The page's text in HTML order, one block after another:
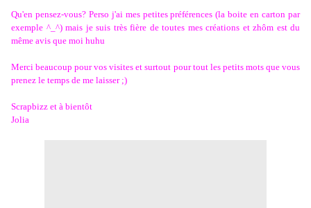
Qu'en pensez-vous? Perso j'ai mes petites préférences (la boite en carton par
exemple ^_^) mais je suis très fière de toutes mes créations et zhôm est du
même avis que moi huhu
Merci beaucoup pour vos visites et surtout pour tout les petits mots que vous
prenez le temps de me laisser ;)
Scrapbizz et à bientôt
Jolia